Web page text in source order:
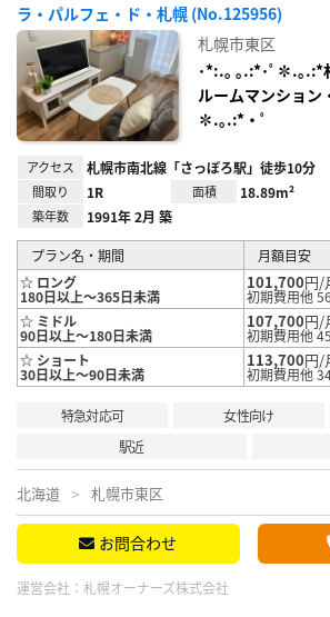
ラ・パルフェ・ド・札幌 (No.125956)
札幌市東区
･*:.｡ ｡.:*･ﾟ✽.｡.:*
ルームマンショ
✽.｡.:*・ﾟ
アクセス 札幌市南北線「さっぽろ駅」徒歩10分
間取り 1R 面積 18.89m²
築年数 1991年 2月 築
プラン名・期間
月額目安
☆ ロング
180日以上～365日未満
101,700円/
初期費用他
☆ ミドル
90日以上～180日未満
107,700円/
初期費用他
☆ ショート
30日以上～90日未満
113,700円/
初期費用他
特急対応可 女性向け
駅近
北海道 札幌市東区
お問合わせ
運営会社： 札幌オーナーズ株式会社